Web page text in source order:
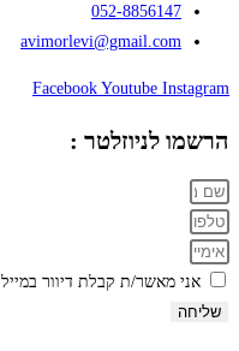
052-8856147
avimorlevi@gmail.com
Facebook Youtube Instagram
הרשמו לניוזלטר :
אני מאשר/ת קבלת דיוור במייל
שליחה